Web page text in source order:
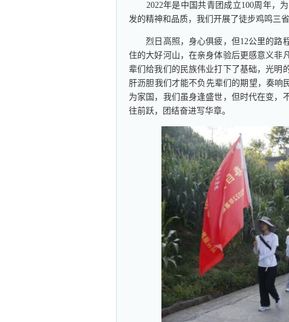
2022年是中国共青团成立100周年，为
发的精神和品质，我们开展了徒步鸡鸣三省
烈日高照，身心俱疲，但12公里的路
住的大好河山，在亲身体验后更感意义非
辈们给我们的民族伟业打下了基础，光明
肝沥胆我们才能不负先辈们的期望，奏响
为家国，我们虽身逢盛世，但时代在变，
往前跃，团结奋进写华章。